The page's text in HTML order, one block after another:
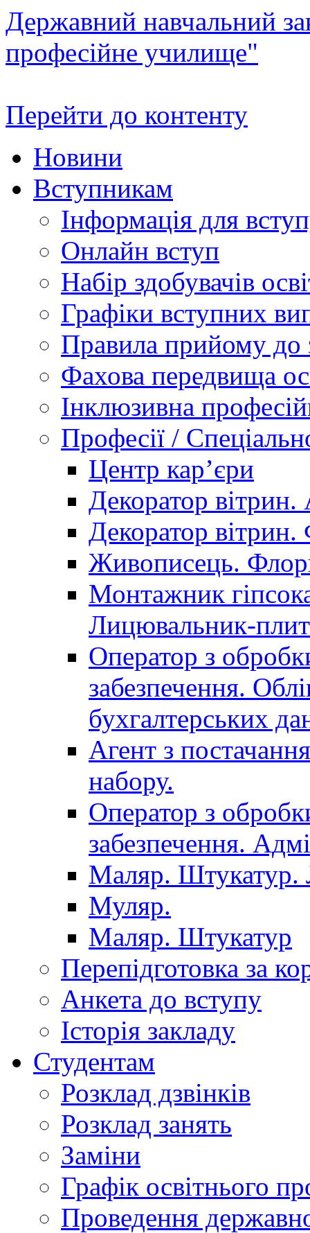
Державний навчальний
професійне училище"
Перейти до контенту
Новини
Вступникам
Інформація для
Онлайн вступ
Набір здобувачів
Графіки вступних
Правила прийому до
Фахова передвища
Інклюзивна
Професії /
Центр кар’єри
Декоратор вітрин.
Декоратор вітрин.
Живописець.
Монтажник
Лицювальник-
Оператор з
забезпечення.
бухгалтерських
Агент з
набору.
Оператор з
забезпечення.
Маляр. Штукатур.
Муляр.
Маляр. Штукатур
Перепідготовка за
Анкета до вступу
Історія закладу
Студентам
Розклад дзвінків
Розклад занять
Заміни
Графік освітнього
Проведення